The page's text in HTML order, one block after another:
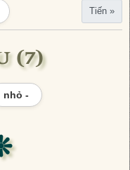
Tiến »
(7)
nhỏ -